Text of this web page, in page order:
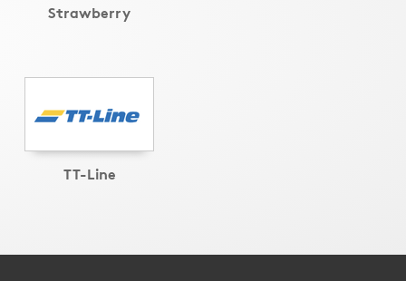
Strawberry
TT-Line